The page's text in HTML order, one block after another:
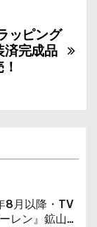
ッピング
済完成品
8月以降・TV
レン』鉱山で